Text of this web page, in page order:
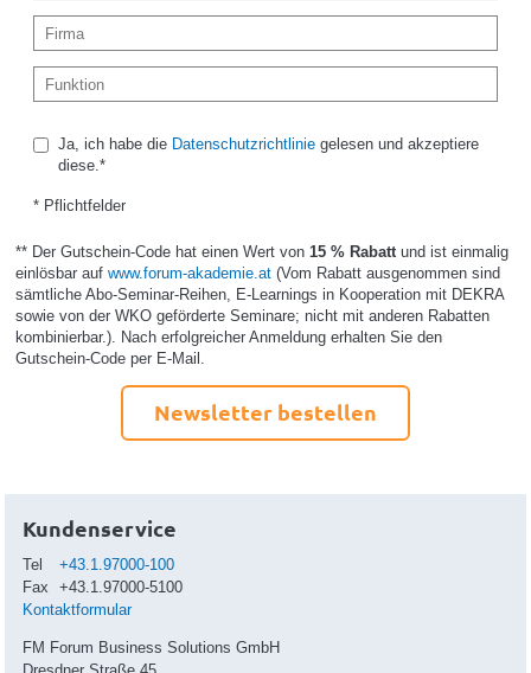
Ja, ich habe die Datenschutzrichtliniegelesen und akzeptiere
diese.*
* Pflichtfelder
** Der Gutschein-Code hat einen Wert von 15 % Rabatt und ist einmalig
einlösbar auf www.forum-akademie.at(Vom Rabatt ausgenommen sind
sämtliche Abo-Seminar-Reihen, E-Learnings in Kooperation mit DEKRA
sowie von der WKO geförderte Seminare; nicht mit anderen Rabatten
kombinierbar.). Nach erfolgreicher Anmeldung erhalten Sie den
Gutschein-Code per E-Mail.
Newsletter bestellen
Kundenservice
Tel
+43.1.97000-100
Fax
+43.1.97000-5100
Kontaktformular
FM Forum Business Solutions GmbH